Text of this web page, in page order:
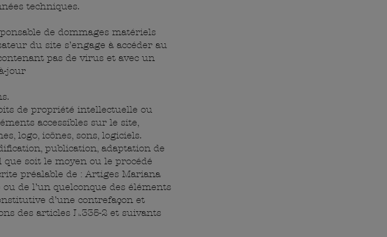
techniques.
de dommages matériels
du site s’engage à accéder au
pas de virus et avec un
jour
de propriété intellectuelle ou
accessibles sur le site,
logo, icônes, sons, logiciels.
publication, adaptation de
soit le moyen ou le procédé
préalable de : Artiges Mariana
de l’un quelconque des éléments
d’une contrefaçon et
des articles L.335-2 et suivants